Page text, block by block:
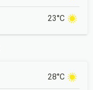
23°C
28°C